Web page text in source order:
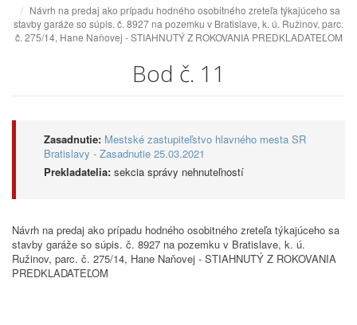
Návrh na predaj ako prípadu hodného osobitného zreteľa týkajúceho sa
stavby garáže so súpis. č. 8927 na pozemku v Bratislave, k. ú. Ružinov, parc.
č. 275/14, Hane Naňovej - STIAHNUTÝ Z ROKOVANIA PREDKLADATEĽOM
Bod č. 11
Zasadnutie: Mestské zastupiteľstvo hlavného mesta SR
Bratislavy - Zasadnutie 25.03.2021
Prekladatelia: sekcia správy nehnuteľností
Návrh na predaj ako prípadu hodného osobitného zreteľa týkajúceho sa
stavby garáže so súpis. č. 8927 na pozemku v Bratislave, k. ú.
Ružinov, parc. č. 275/14, Hane Naňovej - STIAHNUTÝ Z ROKOVANIA
PREDKLADATEĽOM